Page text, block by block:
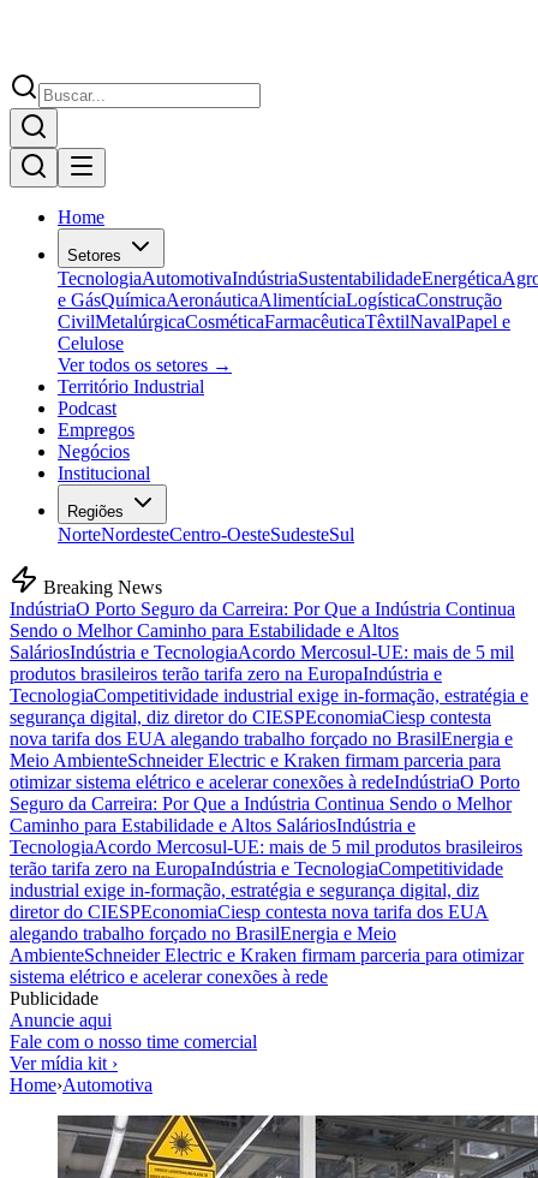
Home
Setores
TecnologiaAutomotivaIndústriaSustentabilidadeEnergética
e GásQuímicaAeronáuticaAlimentíciaLogísticaConstrução
CivilMetalúrgicaCosméticaFarmacêuticaTêxtilNavalPapel e
Celulose
Ver todos os setores →
Território Industrial
Podcast
Empregos
Negócios
Institucional
Regiões
NorteNordesteCentro-OesteSudesteSul
Breaking News
IndústriaO Porto Seguro da Carreira: Por Que a Indústria Continua
Sendo o Melhor Caminho para Estabilidade e Altos
SaláriosIndústria e TecnologiaAcordo Mercosul-UE: mais de 5 mil
produtos brasileiros terão tarifa zero na EuropaIndústria e
TecnologiaCompetitividade industrial exige in-formação, estratégia e
segurança digital, diz diretor do CIESPEconomiaCiesp contesta
nova tarifa dos EUA alegando trabalho forçado no BrasilEnergia e
Meio AmbienteSchneider Electric e Kraken firmam parceria para
otimizar sistema elétrico e acelerar conexões à redeIndústriaO Porto
Seguro da Carreira: Por Que a Indústria Continua Sendo o Melhor
Caminho para Estabilidade e Altos SaláriosIndústria e
TecnologiaAcordo Mercosul-UE: mais de 5 mil produtos brasileiros
terão tarifa zero na EuropaIndústria e TecnologiaCompetitividade
industrial exige in-formação, estratégia e segurança digital, diz
diretor do CIESPEconomiaCiesp contesta nova tarifa dos EUA
alegando trabalho forçado no BrasilEnergia e Meio
AmbienteSchneider Electric e Kraken firmam parceria para otimizar
sistema elétrico e acelerar conexões à rede
Publicidade
Anuncie aqui
Fale com o nosso time comercial
Ver mídia kit ›
Home›Automotiva